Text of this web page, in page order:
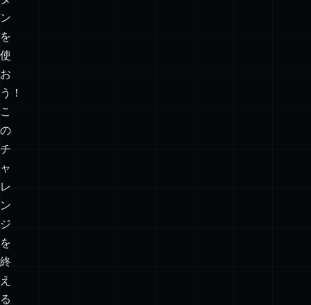
ボ
タ
ン
を
使
お
う！
こ
の
チ
ャ
レ
ン
ジ
を
終